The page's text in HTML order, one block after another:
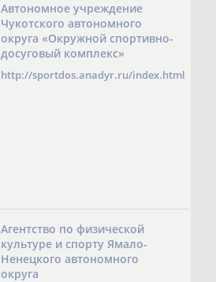
Автономное учреждение
Чукотского автономного
округа «Окружной спортивно-
досуговый комплекс»
http://sportdos.anadyr.ru/index.html
Агентство по физической
культуре и спорту Ямало-
Ненецкого автономного
округа